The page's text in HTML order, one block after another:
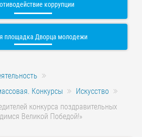
коррупции
площадка Дворца молодежи
Конкурсы
Искусство
конкурса поздравительных
Великой Победой!»